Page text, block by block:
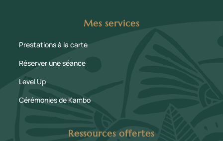
Mes services
Prestations à la carte
Réserver une séance
Level Up
Cérémonies de Kambo
Ressources offertes